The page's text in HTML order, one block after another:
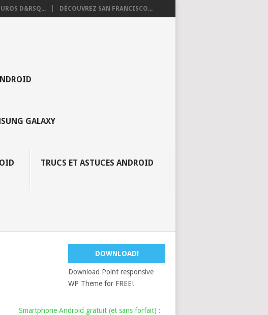
D&RSQ... DÉCOUVREZ SAN FRANCISCO...
GALAXY
TRUCS ET ASTUCES ANDROID
DOWNLOAD!
Download Point responsive
WP Theme for FREE!
Smartphone Android gratuit (et sans forfait) :